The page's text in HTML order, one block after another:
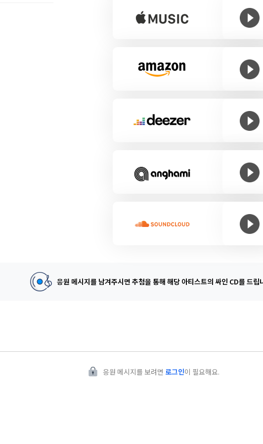
응원 메시지를 남겨주시면 추첨을 통해 해당 아티스트의 싸인 CD를 드립
응원 메시지를 보려면 로그인이 필요해요.